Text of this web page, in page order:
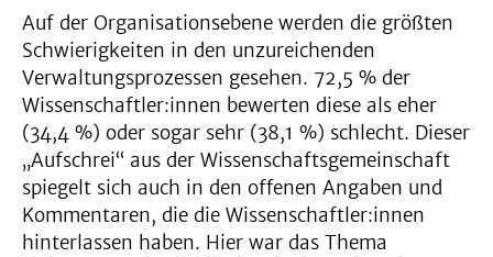
Auf der Organisationsebene werden die größten
Schwierigkeiten in den unzureichenden
Verwaltungsprozessen gesehen. 72,5 % der
Wissenschaftler:innen bewerten diese als eher
(34,4 %) oder sogar sehr (38,1 %) schlecht. Dieser
„Aufschrei“ aus der Wissenschaftsgemeinschaft
spiegelt sich auch in den offenen Angaben und
Kommentaren, die die Wissenschaftler:innen
hinterlassen haben. Hier war das Thema